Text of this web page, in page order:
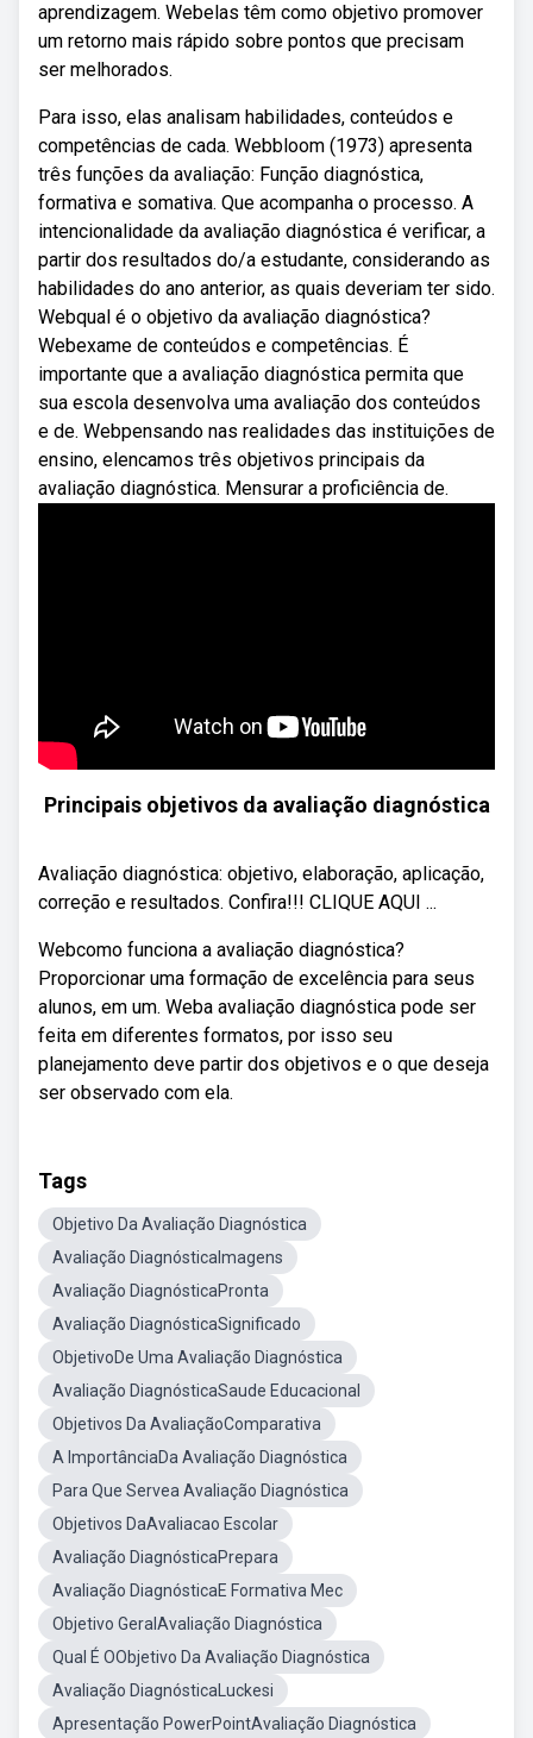
aprendizagem. Webelas têm como objetivo promover
um retorno mais rápido sobre pontos que precisam
ser melhorados.
Para isso, elas analisam habilidades, conteúdos e
competências de cada. Webbloom (1973) apresenta
três funções da avaliação: Função diagnóstica,
formativa e somativa. Que acompanha o processo. A
intencionalidade da avaliação diagnóstica é verificar, a
partir dos resultados do/a estudante, considerando as
habilidades do ano anterior, as quais deveriam ter sido.
Webqual é o objetivo da avaliação diagnóstica?
Webexame de conteúdos e competências. É
importante que a avaliação diagnóstica permita que
sua escola desenvolva uma avaliação dos conteúdos
e de. Webpensando nas realidades das instituições de
ensino, elencamos três objetivos principais da
avaliação diagnóstica. Mensurar a proficiência de.
Principais objetivos da avaliação diagnóstica
Avaliação diagnóstica: objetivo, elaboração, aplicação,
correção e resultados. Confira!!! CLIQUE AQUI ...
Webcomo funciona a avaliação diagnóstica?
Proporcionar uma formação de excelência para seus
alunos, em um. Weba avaliação diagnóstica pode ser
feita em diferentes formatos, por isso seu
planejamento deve partir dos objetivos e o que deseja
ser observado com ela.
Tags
Objetivo Da Avaliação Diagnóstica
Avaliação DiagnósticaImagens
Avaliação DiagnósticaPronta
Avaliação DiagnósticaSignificado
ObjetivoDe Uma Avaliação Diagnóstica
Avaliação DiagnósticaSaude Educacional
Objetivos Da AvaliaçãoComparativa
A ImportânciaDa Avaliação Diagnóstica
Para Que Servea Avaliação Diagnóstica
Objetivos DaAvaliacao Escolar
Avaliação DiagnósticaPrepara
Avaliação DiagnósticaE Formativa Mec
Objetivo GeralAvaliação Diagnóstica
Qual É OObjetivo Da Avaliação Diagnóstica
Avaliação DiagnósticaLuckesi
Apresentação PowerPointAvaliação Diagnóstica